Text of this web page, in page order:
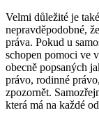
Velmi důležité je
nepravděpodobné,
práva. Pokud u
schopen pomoci ve
obecně popsaných
právo, rodinné
zpozornět.
která má na každé